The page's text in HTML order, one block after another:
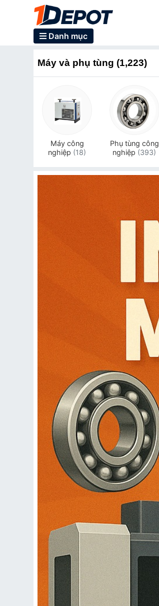
Danh mục
Máy và phụ tùng (1,223)
Máy công
nghiệp (18)
Phụ tùng công
nghiệp (393)